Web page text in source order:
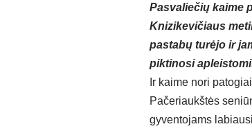
Pasvaliečių kaime
Knizikevičiaus
pastabų turėjo ir
piktinosi
Ir kaime nori
Pačeriaukštės
gyventojams